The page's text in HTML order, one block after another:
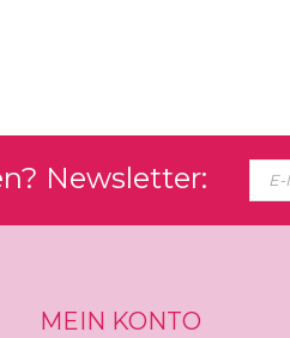
Newsletter:
MEIN KONTO